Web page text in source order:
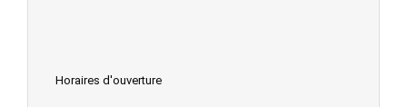
Horaires d'ouverture